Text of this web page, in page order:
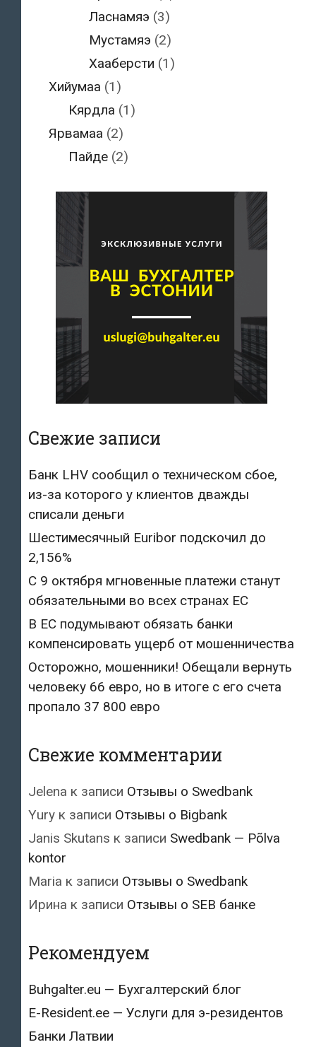
Ласнамяэ (3)
Мустамяэ (2)
Хааберсти (1)
Хийумаа (1)
Кярдла (1)
Ярвамаа (2)
Пайде (2)
Свежие записи
Банк LHV сообщил о техническом сбое,
из-за которого у клиентов дважды
списали деньги
Шестимесячный Euribor подскочил до
2,156%
С 9 октября мгновенные платежи станут
обязательными во всех странах ЕС
В ЕС подумывают обязать банки
компенсировать ущерб от мошенничества
Осторожно, мошенники! Обещали вернуть
человеку 66 евро, но в итоге с его счета
пропало 37 800 евро
Свежие комментарии
Jelena к записи Отзывы о Swedbank
Yury к записи Отзывы о Bigbank
Janis Skutans к записи Swedbank — Põlva
kontor
Maria к записи Отзывы о Swedbank
Ирина к записи Отзывы о SEB банке
Рекомендуем
Buhgalter.eu — Бухгалтерский блог
E-Resident.ee — Услуги для э-резидентов
Банки Латвии